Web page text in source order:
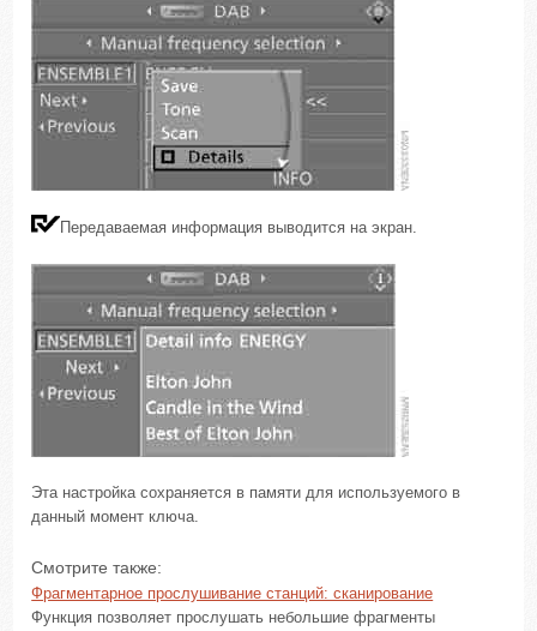
Передаваемая информация выводится на экран.
Эта настройка сохраняется в памяти для используемого в
данный момент ключа.
Смотрите также:
Фрагментарное прослушивание станций: сканирование
Функция позволяет прослушать небольшие фрагменты